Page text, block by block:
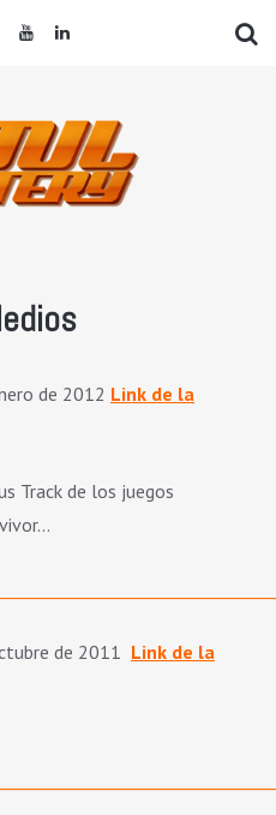
de 2012 Link de la
Track de los juegos
de 2011 Link de la